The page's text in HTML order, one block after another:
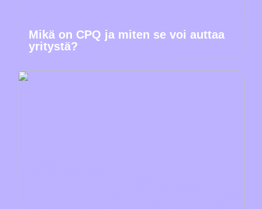
Mikä on CPQ ja miten se voi auttaa
yritystä?